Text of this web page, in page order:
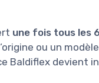
une fois tous les
ou un
Baldiflex